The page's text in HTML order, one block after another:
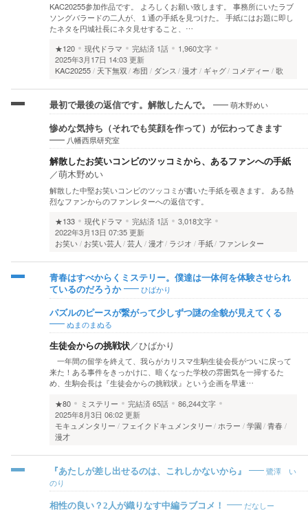
KAC20255参加作品です。 よろしくお願い致します。 事務所にいたラブ
ソングバラードの二人が、１通の手紙を見つけた。 手紙にはお題に即し
たネタを円城社長にネタ見せすること、…
★120
現代ドラマ 完結済 1話
1,960文字
2025年3月17日 14:03 更新
KAC20255
天下無双 布団 ダンス 漫才 ギャグ コメディー 歌
最初で最後の返信です。解散したんで。 萌木野めい
惨めな気持ち（それでも笑顔を作って）が伝わってきます
八幡西県研究室
解散したお笑いコンビのツッコミから、あるファンへの手紙
／萌木野めい
解散した中堅お笑いコンビのツッコミが書いた手紙を覗きます。 ある熱
烈なファンからのファンレターへの返信です。
★133
現代ドラマ 完結済 1話
3,018文字
2022年3月13日 07:35 更新
お笑い
お笑い芸人 芸人 漫才 ラジオ 手紙 ファンレター
青春はすべからくミステリー。僕達は一体何を体験させられ
ているのだろうか
ひばかり
パズルのピースが繋がって少しずつ謎の全貌が見えてくる
ぬまのまぬる
生徒会からの挑戦状／ひばかり
一年間の留学を終えて、我らがカリスマ生駒生徒会長がついに戻って
来た！ある事件をきっかけに、暗くなった学校の雰囲気を一掃するた
め、生駒会長は『生徒会からの挑戦状』という企画を早速…
★80
ミステリー 完結済65話
86,244文字
2025年8月3日 06:02 更新
モキュメンタリー
フェイクドキュメンタリー ホラー 学園 青春
漫才
『あたしが差し出せるのは、これしかないから』
鷺澤 い
のり
相性の良い？2人が織りなす中編ラブコメ！ だなしー